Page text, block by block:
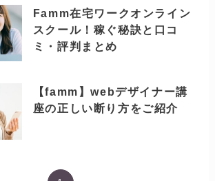
Famm在宅ワークオンライン
スクール！稼ぐ秘訣と口コ
ミ・評判まとめ
【famm】webデザイナー講
座の正しい断り方をご紹介